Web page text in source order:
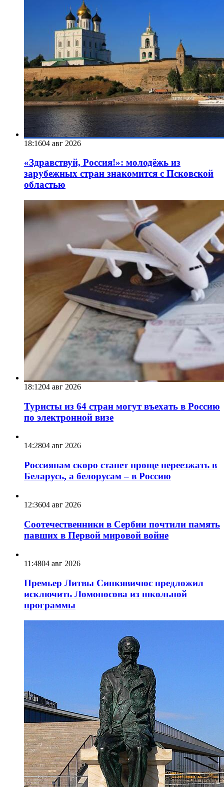
18:1604 авг 2026
«Здравствуй, Россия!»: молодёжь из
зарубежных стран знакомится с Псковской
областью
18:1204 авг 2026
Туристы из 64 стран могут въехать в Россию
по электронной визе
14:2804 авг 2026
Россиянам скоро станет проще переезжать в
Беларусь, а белорусам – в Россию
12:3604 авг 2026
Соотечественники в Сербии почтили память
павших в Первой мировой войне
11:4804 авг 2026
Премьер Литвы Синкявичюс предложил
исключить Ломоносова из школьной
программы